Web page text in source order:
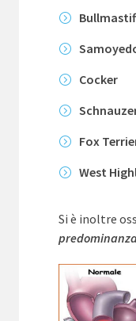
Cocker
Fox
West
Si è inoltre